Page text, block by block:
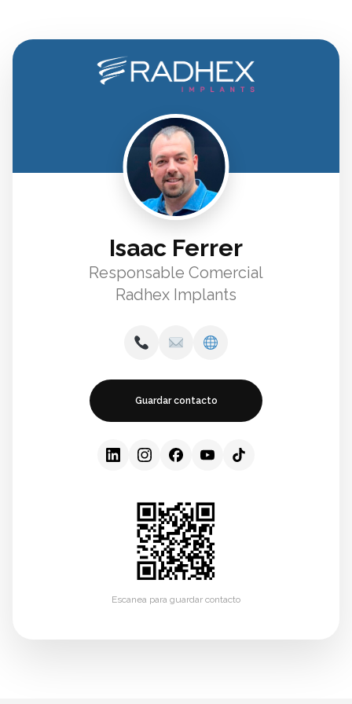
Isaac Ferrer
Responsable Comercial
Radhex Implants
Guardar contacto
Escanea para guardar contacto